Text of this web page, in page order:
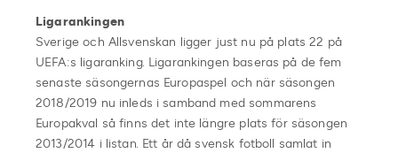
Ligarankingen
Sverige och Allsvenskan ligger just nu på plats 22 på
UEFA:s ligaranking. Ligarankingen baseras på de fem
senaste säsongernas Europaspel och när säsongen
2018/2019 nu inleds i samband med sommarens
Europakval så finns det inte längre plats för säsongen
2013/2014 i listan. Ett år då svensk fotboll samlat in